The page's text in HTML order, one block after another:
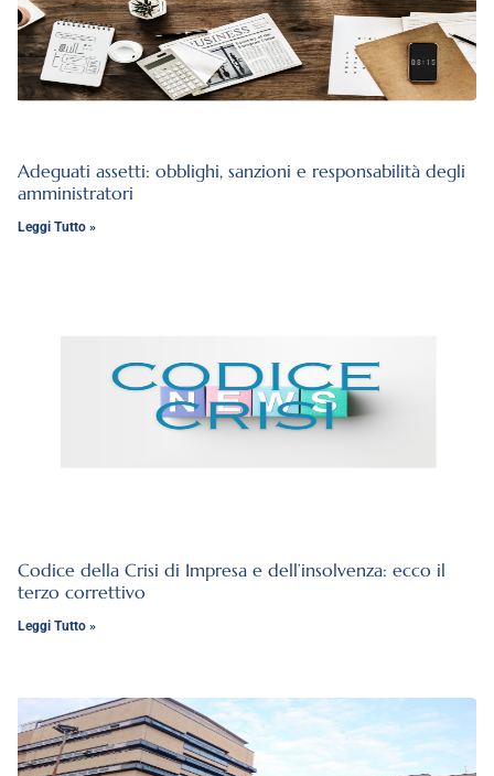
Adeguati assetti: obblighi, sanzioni e responsabilità degli
amministratori
Leggi Tutto »
Codice della Crisi di Impresa e dell’insolvenza: ecco il
terzo correttivo
Leggi Tutto »